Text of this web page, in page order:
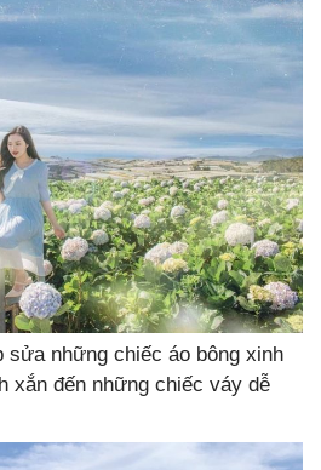
sửa những chiếc áo bông xinh
xắn đến những chiếc váy dễ